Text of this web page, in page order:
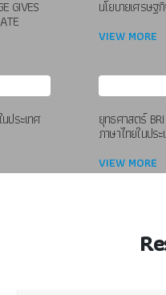
GIVES นโยบายเศรษ
VIEW MORE
ประเทศ ยุทธศาสตร์
ภาษาไทยในปร
VIEW MORE